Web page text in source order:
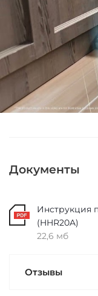
Документы
Инструкция
(HHR20A)
22,6 мб
Отзывы